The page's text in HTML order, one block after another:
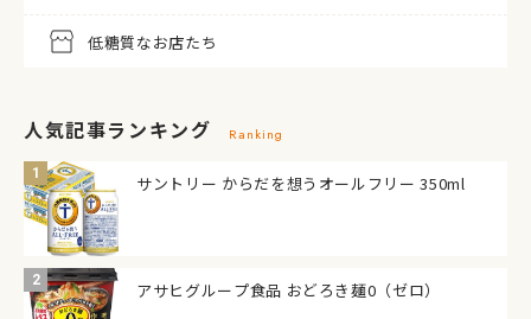
低糖質なお店たち
人気記事ランキング Ranking
サントリー からだを想うオールフリー 350ml
アサヒグループ食品 おどろき麺0（ゼロ）